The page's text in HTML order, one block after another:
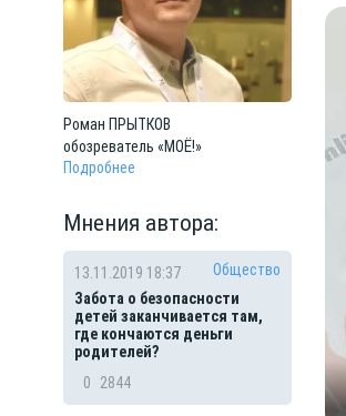
Роман ПРЫТКОВ
обозреватель «МОЁ!»
Подробнее
Мнения автора:
13.11.2019 18:37
Общество
Забота о безопасности
детей заканчивается там,
где кончаются деньги
родителей?
0
2844